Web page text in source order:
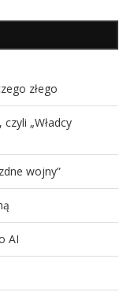
złego
„Władcy
wojny”
AI